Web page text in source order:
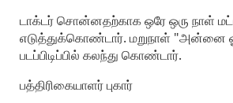
டாக்டர் சொன்னதற்காக ஒரே ஒரு நாள்
எடுத்துக்கொண்டார். மறுநாள் "அன்னை
படப்பிடிப்பில் கலந்து கொண்டார்.
பத்திரிகையாளர் புகார்